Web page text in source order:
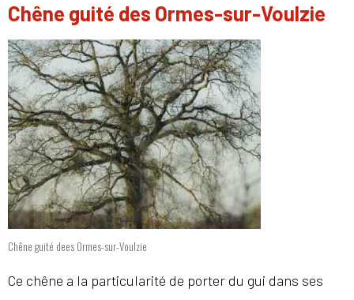
Chêne guité des Ormes-sur-Voulzie
Chêne guité dees Ormes-sur-Voulzie
Ce chêne a la particularité de porter du gui dans ses